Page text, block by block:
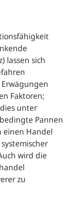
lassen sich
Faktoren;
unter
Pannen
einen Handel
wird die
zu